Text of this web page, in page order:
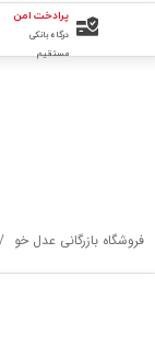
فروشگاه بازرگانی عدل خو
پرادخت امن
درگاه بانکی
مستقیم